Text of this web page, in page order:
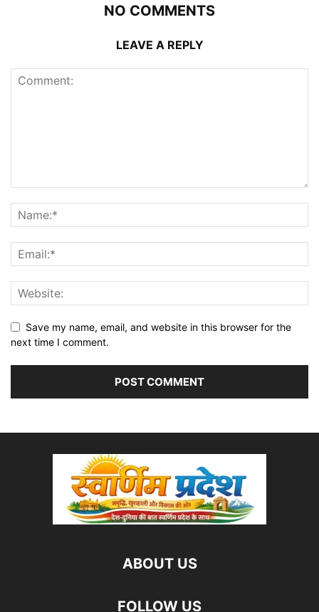
NO COMMENTS
LEAVE A REPLY
Save my name, email, and website in this browser for the
next time I comment.
ABOUT US
FOLLOW US